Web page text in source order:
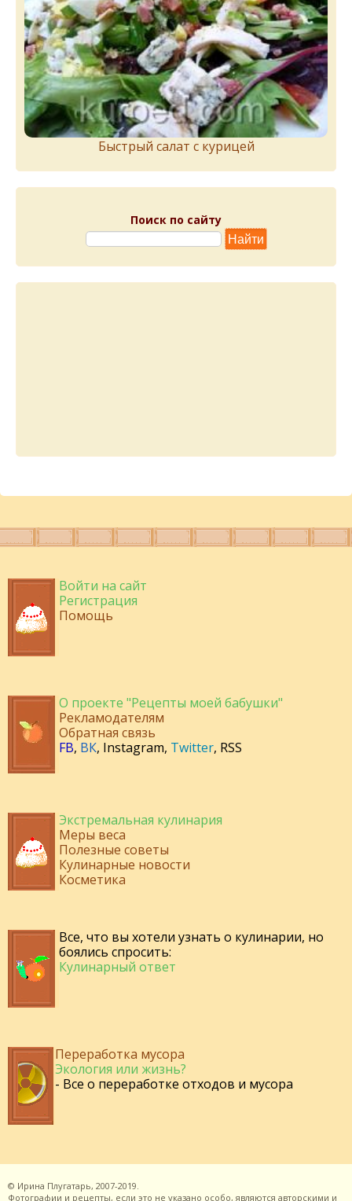
Быстрый салат с курицей
Поиск по сайту
Войти на сайт
Регистрация
Помощь
О проекте "Рецепты моей бабушки"
Рекламодателям
Обратная связь
FB, ВК, Instagram, Twitter, RSS
Экстремальная кулинария
Меры веса
Полезные советы
Кулинарные новости
Косметика
Все, что вы хотели узнать о кулинарии, но
боялись спросить:
Кулинарный ответ
Переработка мусора
Экология или жизнь?
- Все о переработке отходов и мусора
© Ирина Плугатарь, 2007-2019.
Фотографии и рецепты, если это не указано особо, являются авторскими и